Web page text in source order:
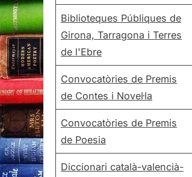
Biblioteques Públiques de
Girona, Tarragona i Terres
de l'Ebre
Convocatòries de Premis
de Contes i Novel·la
Convocatòries de Premis
de Poesia
Diccionari català-valencià-